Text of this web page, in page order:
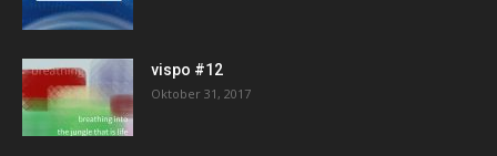
vispo #12
Oktober 31, 2017